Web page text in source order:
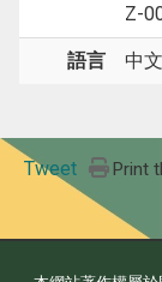
Z-
語言 中文
Tweet Print